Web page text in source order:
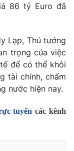
86 tỷ Euro đã
Lạp, Thủ tướng
trọng của việc
để có thể khôi
tài chính, chấm
nước hiện nay.
tuyến các kênh